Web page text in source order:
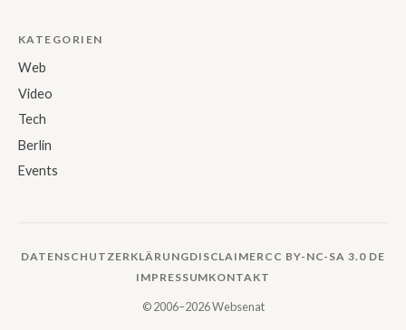
KATEGORIEN
Web
Video
Tech
Berlin
Events
DATENSCHUTZERKLÄRUNGDISCLAIMER CC BY-NC-SA 3.0 DE
IMPRESSUMKONTAKT
© 2006–2026 Websenat